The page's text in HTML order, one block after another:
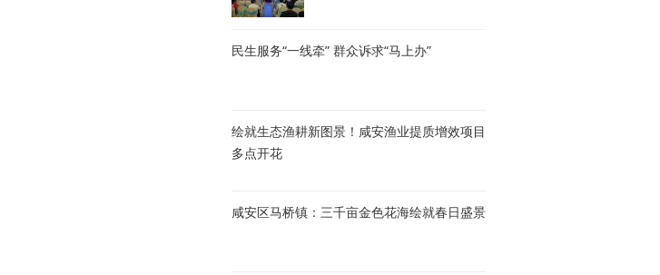
民生服务“一线牵” 群众诉求“马上办”
绘就生态渔耕新图景！咸安渔业提质增效项目
多点开花
咸安区马桥镇：三千亩金色花海绘就春日盛景